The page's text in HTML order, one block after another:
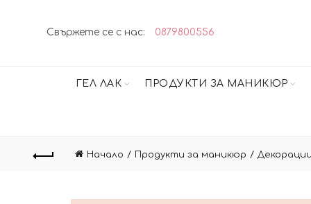
Свържете се с нас: 0879800556
ГЕЛ ЛАК ПРОДУКТИ ЗА МАНИКЮР
Начало Продукти за маникюр